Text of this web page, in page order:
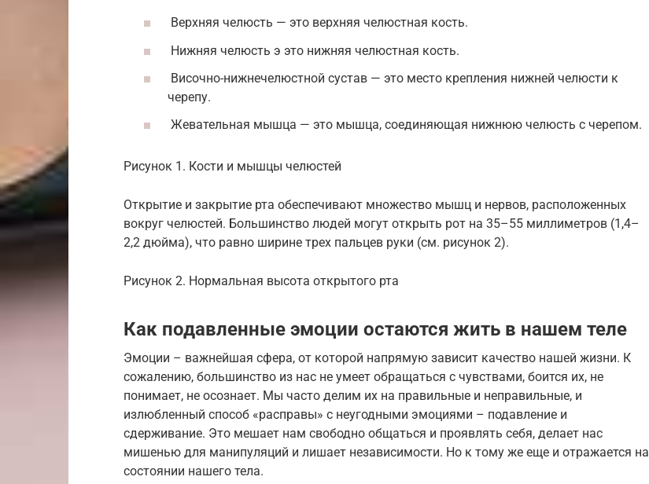
Верхняя челюсть — это верхняя челюстная кость.
Нижняя челюсть э это нижняя челюстная кость.
Височно-нижнечелюстной сустав — это место крепления нижней челюсти к
черепу.
Жевательная мышца — это мышца, соединяющая нижнюю челюсть с черепом.
Рисунок 1. Кости и мышцы челюстей
Открытие и закрытие рта обеспечивают множество мышц и нервов, расположенных
вокруг челюстей. Большинство людей могут открыть рот на 35–55 миллиметров (1,4–
2,2 дюйма), что равно ширине трех пальцев руки (см. рисунок 2).
Рисунок 2. Нормальная высота открытого рта
Как подавленные эмоции остаются жить в нашем теле
Эмоции – важнейшая сфера, от которой напрямую зависит качество нашей жизни. К
сожалению, большинство из нас не умеет обращаться с чувствами, боится их, не
понимает, не осознает. Мы часто делим их на правильные и неправильные, и
излюбленный способ «расправы» с неугодными эмоциями – подавление и
сдерживание. Это мешает нам свободно общаться и проявлять себя, делает нас
мишенью для манипуляций и лишает независимости. Но к тому же еще и отражается на
состоянии нашего тела.